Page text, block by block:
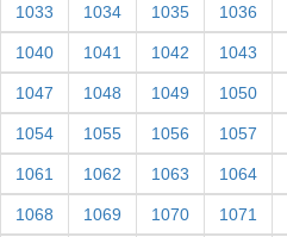
1033 1034 1035 1036
1040 1041 1042 1043
1047 1048 1049 1050
1054 1055 1056 1057
1061 1062 1063 1064
1068 1069 1070 1071